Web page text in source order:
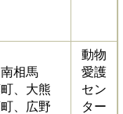
相馬
、大熊
、広野
動物
愛護
セン
ター